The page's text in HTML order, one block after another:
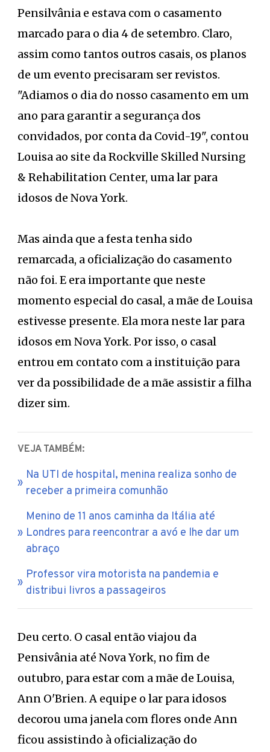
Pensilvânia e estava com o casamento
marcado para o dia 4 de setembro. Claro,
assim como tantos outros casais, os planos
de um evento precisaram ser revistos.
"Adiamos o dia do nosso casamento em um
ano para garantir a segurança dos
convidados, por conta da Covid-19", contou
Louisa ao site da Rockville Skilled Nursing
& Rehabilitation Center, uma lar para
idosos de Nova York.
Mas ainda que a festa tenha sido
remarcada, a oficialização do casamento
não foi. E era importante que neste
momento especial do casal, a mãe de Louisa
estivesse presente. Ela mora neste lar para
idosos em Nova York. Por isso, o casal
entrou em contato com a instituição para
ver da possibilidade de a mãe assistir a filha
dizer sim.
VEJA TAMBÉM:
Na UTI de hospital, menina realiza sonho de
receber a primeira comunhão
Menino de 11 anos caminha da Itália até
Londres para reencontrar a avó e lhe dar um
abraço
Professor vira motorista na pandemia e
distribui livros a passageiros
Deu certo. O casal então viajou da
Pensivânia até Nova York, no fim de
outubro, para estar com a mãe de Louisa,
Ann O'Brien. A equipe o lar para idosos
decorou uma janela com flores onde Ann
ficou assistindo à oficialização do